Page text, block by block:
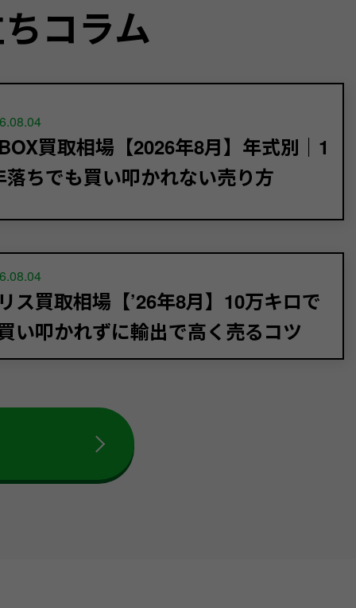
コラム
買取相場【2026年8月】年式別｜1
落ちでも買い叩かれない売り方
ス買取相場【’26年8月】10万キロで
い叩かれずに輸出で高く売るコツ